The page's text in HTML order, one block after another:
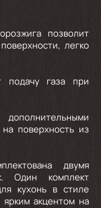
позволит
легко
подачу газа при
поверхность из
двумя
Один комплект
кухонь в стиле
акцентом на